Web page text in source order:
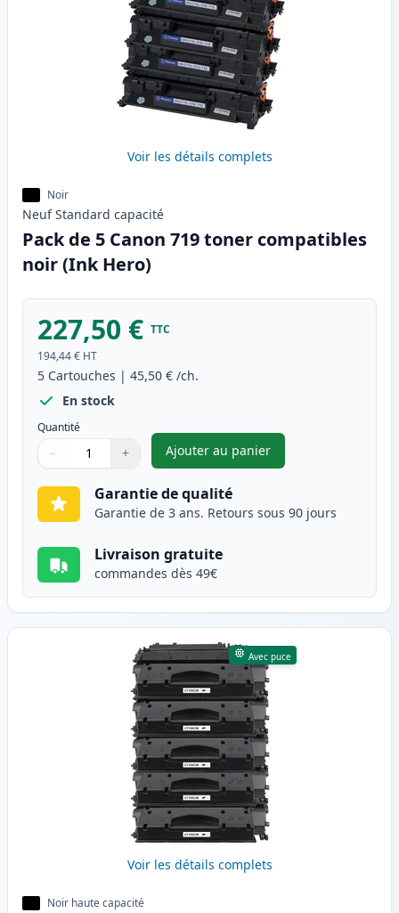
Voir les détails complets
Noir
Neuf Standard capacité
Pack de 5 Canon 719 toner compatibles
noir (Ink Hero)
227,50 € TTC
194,44 € HT
5 Cartouches | 45,50 € /ch.
En stock
Quantité
Quantité
Utilisez les boutons pour ajuster
− +
Quantité
Ajouter au panier
,Pack de 5 Canon 719 toner
Garantie de qualité
Garantie de 3 ans. Retours sous 90 jours
Livraison gratuite
commandes dès 49€
Avec puce
Voir les détails complets
Noir haute capacité